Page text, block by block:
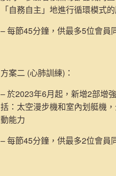
「自務自主」地進行循環模式
– 每節45分鐘，供最多5位會員
方案二 (心肺訓練) ：
– 於2023年6月起，新增2部增
括：太空漫步機和室內划艇機，
動能力
– 每節45分鐘，供最多2位會員